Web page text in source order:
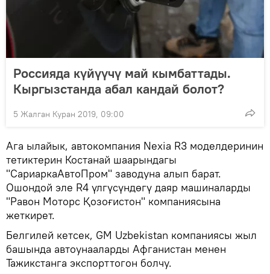
Россияда күйүүчү май кымбаттады.
Кыргызстанда абал кандай болот?
5 Жалган Куран 2019, 09:00
Ага ылайык, автокомпания Nexia R3 моделдеринин
тетиктерин Костанай шаарындагы
"СариаркаАвтоПром" заводуна алып барат.
Ошондой эле R4 үлгүсүндөгү даяр машиналарды
"Равон Моторс Қозоғистон" компаниясына
жеткирет.
Белгилей кетсек, GM Uzbekistan компаниясы жыл
башында автоунааларды Афганистан менен
Тажикстанга экспорттогон болчу.